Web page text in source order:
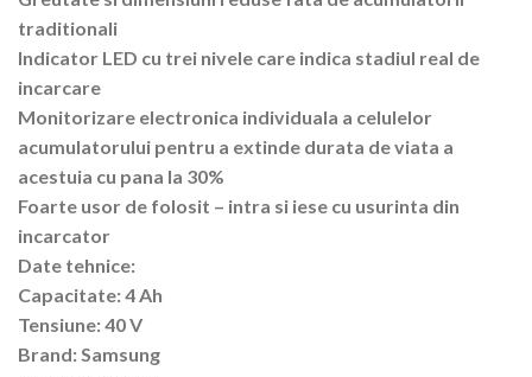
traditionali
Indicator LED cu trei nivele care indica stadiul real de
incarcare
Monitorizare electronica individuala a celulelor
acumulatorului pentru a extinde durata de viata a
acestuia cu pana la 30%
Foarte usor de folosit – intra si iese cu usurinta din
incarcator
Date tehnice:
Capacitate: 4 Ah
Tensiune: 40 V
Brand: Samsung